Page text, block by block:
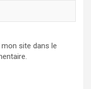
site dans le